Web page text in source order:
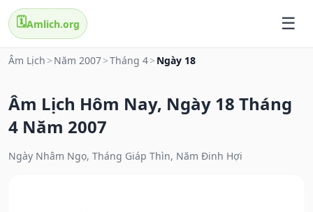
🗓️Amlich.org
Âm Lịch > Năm 2007>Tháng 4> Ngày 18
Âm Lịch Hôm Nay, Ngày 18 Tháng
4 Năm 2007
Ngày Nhâm Ngọ, Tháng Giáp Thìn, Năm Đinh Hợi